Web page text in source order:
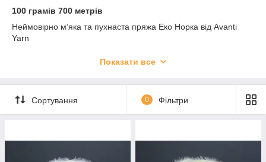
100 грамів 700 метрів
Неймовірно м’яка та пухнаста пряжа Еко Норка від Avanti
Yarn
фактичного кольору і відтінку пряжі з-за індивідуальних
Показати все
Сортування 0 Фільтри